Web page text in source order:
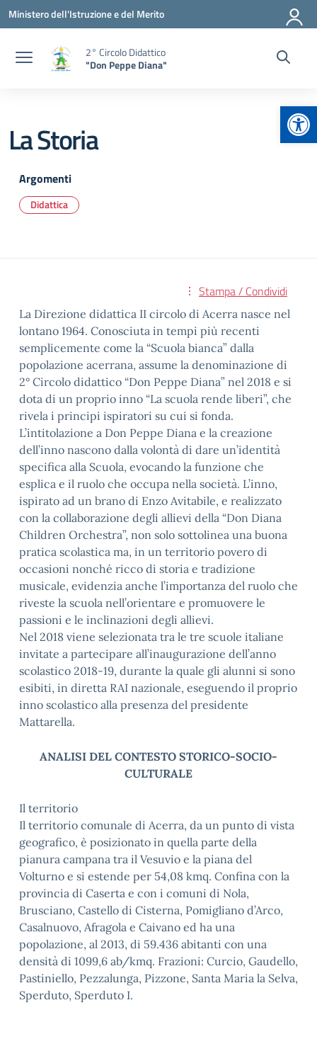
Vai ai contenuti
Vai al menu di navigazione
Vai al footer
Ministero dell'Istruzione e del Merito
2° Circolo Didattico
"Don Peppe Diana"
La Storia
Argomenti
Didattica
Stampa / Condividi
La Direzione didattica II circolo di Acerra nasce nel
lontano 1964. Conosciuta in tempi più recenti
semplicemente come la “Scuola bianca” dalla
popolazione acerrana, assume la denominazione di
2° Circolo didattico “Don Peppe Diana” nel 2018 e si
dota di un proprio inno “La scuola rende liberi”, che
rivela i principi ispiratori su cui si fonda.
L’intitolazione a Don Peppe Diana e la creazione
dell’inno nascono dalla volontà di dare un’identità
specifica alla Scuola, evocando la funzione che
esplica e il ruolo che occupa nella società. L’inno,
ispirato ad un brano di Enzo Avitabile, e realizzato
con la collaborazione degli allievi della “Don Diana
Children Orchestra”, non solo sottolinea una buona
pratica scolastica ma, in un territorio povero di
occasioni nonché ricco di storia e tradizione
musicale, evidenzia anche l’importanza del ruolo che
riveste la scuola nell’orientare e promuovere le
passioni e le inclinazioni degli allievi.
Nel 2018 viene selezionata tra le tre scuole italiane
invitate a partecipare all’inaugurazione dell’anno
scolastico 2018-19, durante la quale gli alunni si sono
esibiti, in diretta RAI nazionale, eseguendo il proprio
inno scolastico alla presenza del presidente
Mattarella.
ANALISI DEL CONTESTO STORICO-SOCIO-
CULTURALE
Il territorio
Il territorio comunale di Acerra, da un punto di vista
geografico, è posizionato in quella parte della
pianura campana tra il Vesuvio e la piana del
Volturno e si estende per 54,08 kmq. Confina con la
provincia di Caserta e con i comuni di Nola,
Brusciano, Castello di Cisterna, Pomigliano d’Arco,
Casalnuovo, Afragola e Caivano ed ha una
popolazione, al 2013, di 59.436 abitanti con una
densità di 1099,6 ab/kmq. Frazioni: Curcio, Gaudello,
Pastiniello, Pezzalunga, Pizzone, Santa Maria la Selva,
Sperduto, Sperduto I.